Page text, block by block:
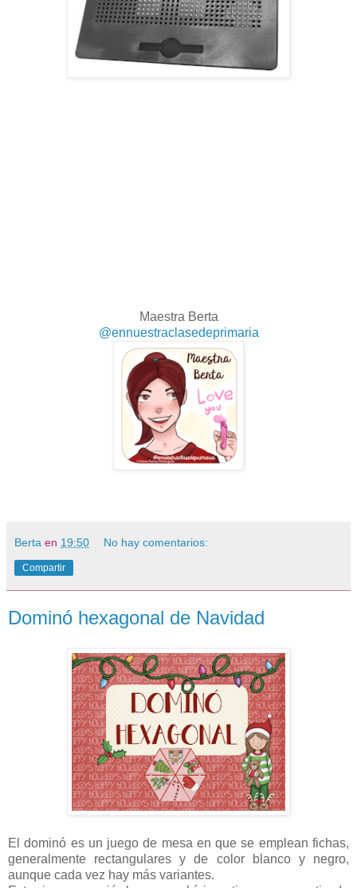
Maestra Berta
@ennuestraclasedeprimaria
Berta en 19:50 No hay comentarios:
Compartir
Dominó hexagonal de Navidad
El dominó es un juego de mesa en que se emplean fichas,
generalmente rectangulares y de color blanco y negro,
aunque cada vez hay más variantes.